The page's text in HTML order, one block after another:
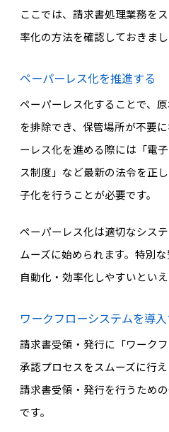
ここでは、請求書処理業務を
率化の方法を確認しておきまし
ペーパーレス化を推進する
ペーパーレス化することで、
を排除でき、保管場所が不要
ーレス化を進める際には「電
ス制度」など最新の法令を正
子化を行うことが必要です。
ペーパーレス化は適切なシス
ムーズに始められます。特別
自動化・効率化しやすいといえ
ワークフローシステムを導
請求書受領・発行に「ワーク
承認プロセスをスムーズに行え
請求書受領・発行を行うため
です。